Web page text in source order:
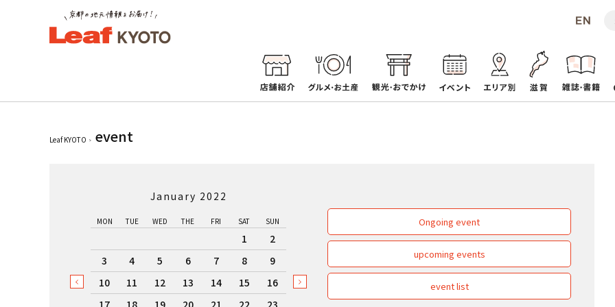
Leaf KYOTO event
January 2022
MON TUE WED THE FRI SAT SUN
1
2
3
4 5 6 7 8
9
10
11 12 13 14 15
16
17
18 19 20 21 22 23
Ongoing event
upcoming events
event list